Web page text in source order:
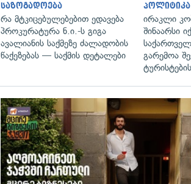
საზოგადოება
რა მტკიცებულებებით ედავება
პროკურატურა ნ.ი.-ს გიგა
ავალიანის საქმეზე ძალადობის
წაქეზებას — საქმის დეტალები
პოლიტიკა
ირაკლი
შინაარსი
გარემოა